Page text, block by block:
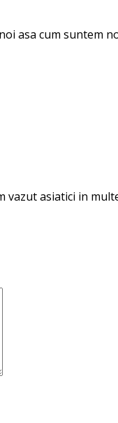
asa cum suntem
vazut asiatici in